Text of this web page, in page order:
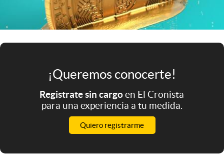
abre en nueva pestaña
Argentina
¡Queremos conocerte!
Registrate sin cargoen El Cronista
para una experiencia a tu medida.
Quiero registrarme